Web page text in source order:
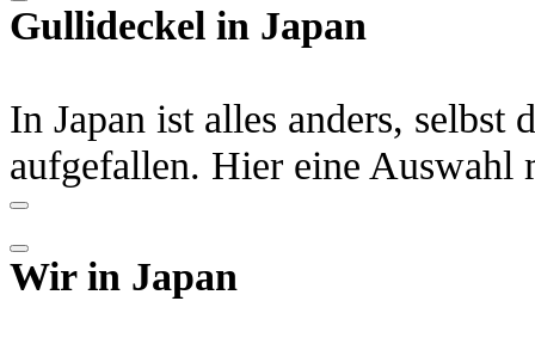
Gullideckel in Japan
In Japan ist alles anders,
aufgefallen. Hier eine Auswahl
Wir in Japan